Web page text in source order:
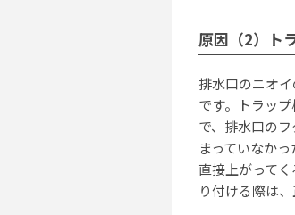
原因（2）ト
排水口のニオ
です。トラッ
で、排水口の
まっていなか
直接上がって
り付ける際は